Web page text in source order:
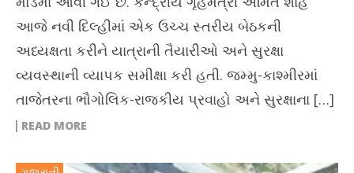
આજે નવી દિલ્હીમાં એક ઉચ્ચ સ્તરીય બેઠકની
અધ્યક્ષતા કરીને યાત્રાની તૈયારીઓ અને સુરક્ષા
વ્યવસ્થાની વ્યાપક સમીક્ષા કરી હતી. જમ્મુ-કાશ્મીરમાં
તાજેતરના ભૌગોલિક-રાજકીય પ્રવાહો અને સુરક્ષાના […]
READ MORE